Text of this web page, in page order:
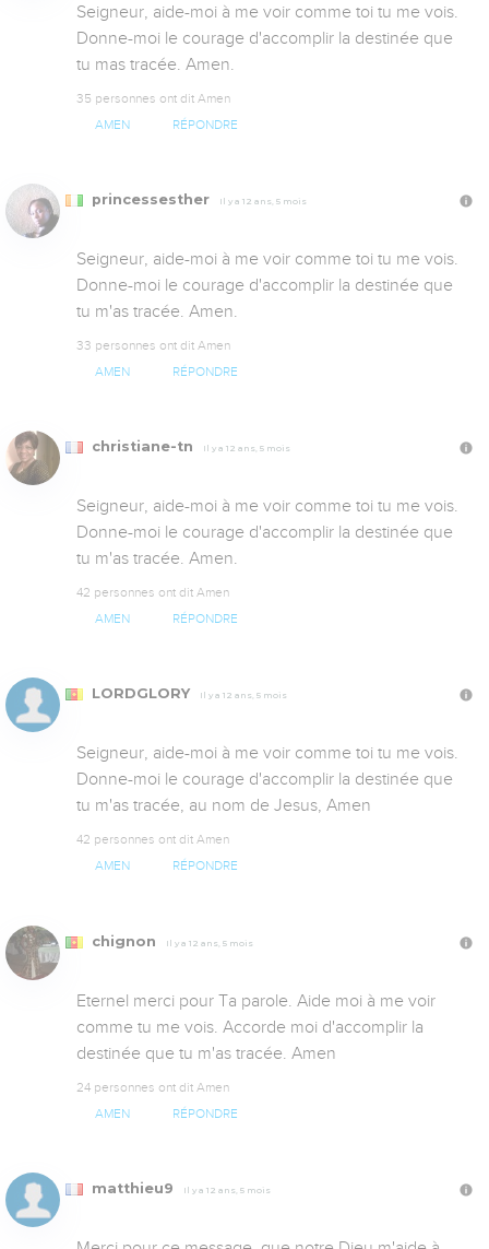
Seigneur, aide-moi à me voir comme toi tu me vois.
Donne-moi le courage d'accomplir la destinée que
tu mas tracée. Amen.
35 personnes ont dit Amen
AMEN RÉPONDRE
princessesther Il y a 12 ans, 5 mois
Seigneur, aide-moi à me voir comme toi tu me vois.
Donne-moi le courage d'accomplir la destinée que
tu m'as tracée. Amen.
33 personnes ont dit Amen
AMEN RÉPONDRE
christiane-tn Il y a 12 ans, 5 mois
Seigneur, aide-moi à me voir comme toi tu me vois.
Donne-moi le courage d'accomplir la destinée que
tu m'as tracée. Amen.
42 personnes ont dit Amen
AMEN RÉPONDRE
LORDGLORY Il y a 12 ans, 5 mois
Seigneur, aide-moi à me voir comme toi tu me vois.
Donne-moi le courage d'accomplir la destinée que
tu m'as tracée, au nom de Jesus, Amen
42 personnes ont dit Amen
AMEN RÉPONDRE
chignon Il y a 12 ans, 5 mois
Eternel merci pour Ta parole. Aide moi à me voir
comme tu me vois. Accorde moi d'accomplir la
destinée que tu m'as tracée. Amen
24 personnes ont dit Amen
AMEN RÉPONDRE
matthieu9 Il y a 12 ans, 5 mois